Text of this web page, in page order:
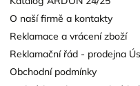
O naší firmě a kontakty
Reklamace a vrácení zboží
Reklamační řád - prodejna
Obchodní podmínky